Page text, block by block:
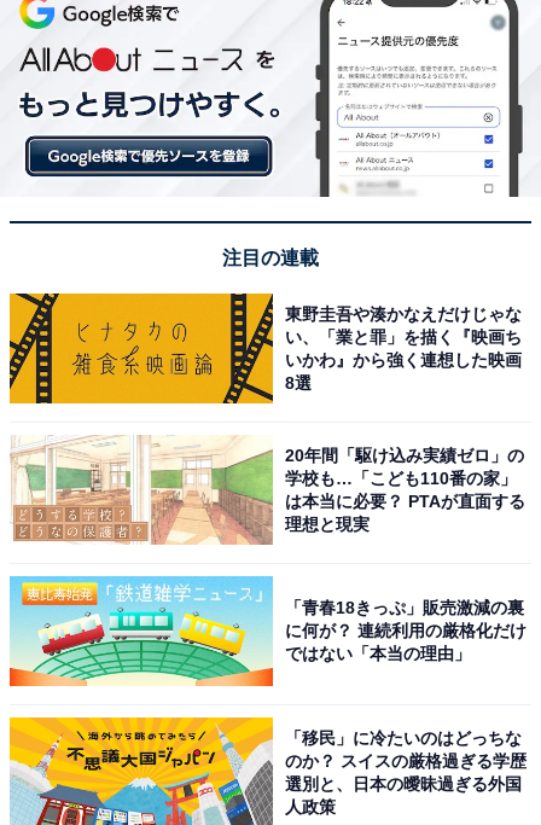
注目の連載
東野圭吾や湊かなえだけじゃな
い、「業と罪」を描く『映画ち
いかわ』から強く連想した映画
8選
20年間「駆け込み実績ゼロ」の
学校も…「こども110番の家」
は本当に必要？ PTAが直面する
理想と現実
「青春18きっぷ」販売激減の裏
に何が？ 連続利用の厳格化だけ
ではない「本当の理由」
「移民」に冷たいのはどっちな
のか？ スイスの厳格過ぎる学歴
選別と、日本の曖昧過ぎる外国
人政策